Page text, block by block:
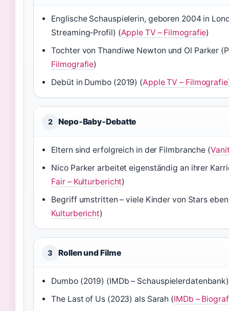
Englische Schauspielerin, geboren 2004 in
Streaming‑Profil) (Apple TV – Filmografie)
Tochter von Thandiwe Newton und Ol Parker
Filmografie)
Debüt in Dumbo (2019) (Apple TV – Filmografie
2 Nepo‑Baby‑Debatte
Eltern sind erfolgreich in der Filmbranche (
Nico Parker arbeitet eigenständig an ihrer
Fair – Kulturbericht)
Begriff umstritten – viele Kinder von Stars
Kulturbericht)
3 Rollen und Filme
Dumbo (2019) (IMDb –
The Last of Us (2023) als Sarah (IMDb –